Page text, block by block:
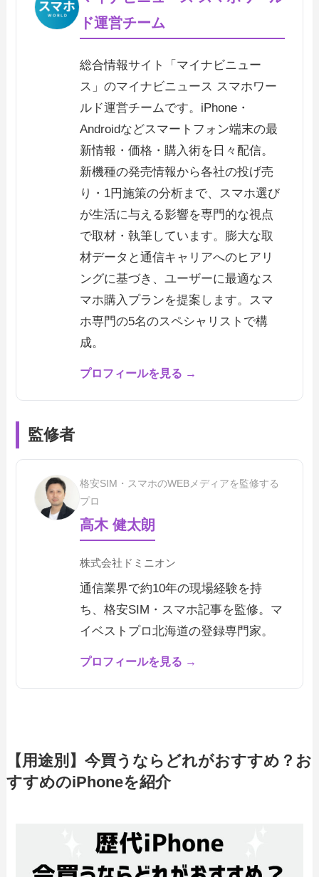
ド運営チーム
総合情報サイト「マイナビニュー
ス」のマイナビニュース スマホワー
ルド運営チームです。iPhone・
Androidなどスマートフォン端末の最
新情報・価格・購入術を日々配信。
新機種の発売情報から各社の投げ売
り・1円施策の分析まで、スマホ選び
が生活に与える影響を専門的な視点
で取材・執筆しています。膨大な取
材データと通信キャリアへのヒアリ
ングに基づき、ユーザーに最適なス
マホ購入プランを提案します。スマ
ホ専門の5名のスペシャリストで構
成。
プロフィールを見る →
監修者
格安SIM・スマホのWEBメディアを監修する
プロ
高木 健太朗
株式会社ドミニオン
通信業界で約10年の現場経験を持
ち、格安SIM・スマホ記事を監修。マ
イベストプロ北海道の登録専門家。
プロフィールを見る →
【用途別】今買うならどれがおすすめ？お
すすめのiPhoneを紹介